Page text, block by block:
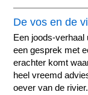
De vos en de
Een joods-
een gesprek met
erachter komt
heel vreemd
oever van de